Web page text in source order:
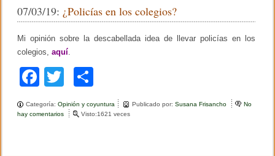
b
o
o
k
ar
tir
a
a
e
d
s
a
07/03/19: ¿Policías en los colegios?
Mi opinión sobre la descabellada idea de llevar policías en los
colegios,aquí
F
a
c
wi
tt
m
Categoría:Opinión y coyuntura Publicado por:Susana Frisancho
No
hay comentarios
Visto:1621 veces